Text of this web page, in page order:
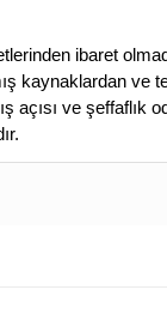
ibaret
kaynaklardan ve
açısı ve şeffaflık